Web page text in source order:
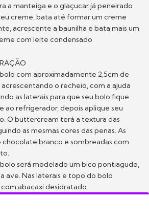
a manteiga e o glaçucar já peneirado
creme, bata até formar um creme
acrescente a baunilha e bata mais um
com leite condensado
com aproximadamente 2,5cm de
o recheio, com a ajuda
as laterais para que seu bolo fique
ao refrigerador, depois aplique seu
O buttercream terá a textura das
as mesmas cores das penas. As
chocolate branco e sombreadas com
será modelado um bico pontiagudo,
ave. Nas laterais e topo do bolo
abacaxi desidratado.